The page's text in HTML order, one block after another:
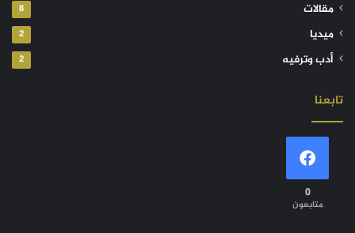
مقالات 8
ميديا 2
أدب وترفيه 2
تابعنا
0
متابعون